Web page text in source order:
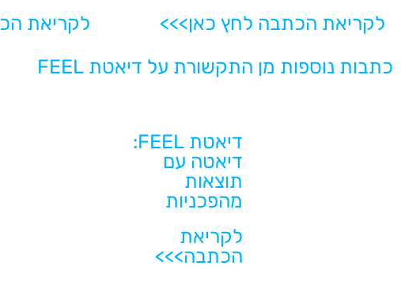
לקריאת הכתבה לחץ כאן>>>
לקריאת
כתבות נוספות מן התקשורת על דיאטת FEEL
דיאטת FEEL:
דיאטה עם
תוצאות
מהפכניות
לקריאת
הכתבה>>>